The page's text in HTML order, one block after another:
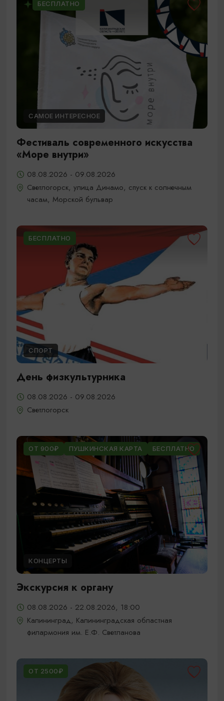
БЕСПЛАТНО
САМОЕ ИНТЕРЕСНОЕ
Фестиваль современного искусства
«Море внутри»
08.08.2026 - 09.08.2026
Светлогорск, улица Динамо, спуск к солнечным
часам, Морской бульвар
БЕСПЛАТНО
СПОРТ
День физкультурника
08.08.2026 - 09.08.2026
Светлогорск
ОТ 900₽ ПУШКИНСКАЯ КАРТА БЕСПЛАТНО
КОНЦЕРТЫ
Экскурсия к органу
08.08.2026 - 22.08.2026, 18:00
Калининград, Калининградская областная
филармония им. Е.Ф. Светланова
ОТ 2500₽